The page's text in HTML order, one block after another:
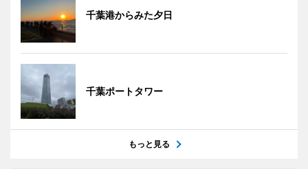
千葉港からみた夕日
千葉ポートタワー
もっと見る